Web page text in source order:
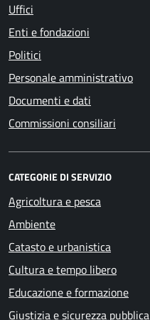
Uffici
Enti e fondazioni
Politici
Personale amministrativo
Documenti e dati
Commissioni consiliari
CATEGORIE DI SERVIZIO
Agricoltura e pesca
Ambiente
Catasto e urbanistica
Cultura e tempo libero
Educazione e formazione
Giustizia e sicurezza pubblica